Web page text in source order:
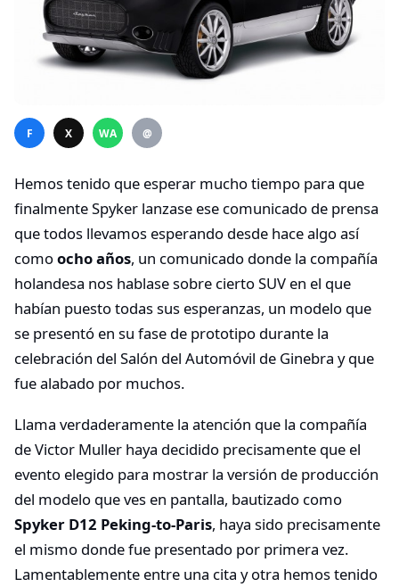
F X WA @
Hemos tenido que esperar mucho tiempo para que
finalmente Spyker lanzase ese comunicado de prensa
que todos llevamos esperando desde hace algo así
comoocho años, un comunicado donde la compañía
holandesa nos hablase sobre cierto SUV en el que
habían puesto todas sus esperanzas, un modelo que
se presentó en su fase de prototipo durante la
celebración del Salón del Automóvil de Ginebra y que
fue alabado por muchos.
Llama verdaderamente la atención que la compañía
de Victor Muller haya decidido precisamente que el
evento elegido para mostrar la versión de producción
del modelo que ves en pantalla, bautizado como
Spyker D12 Peking-to-Paris, haya sido precisamente
el mismo donde fue presentado por primera vez.
Lamentablemente entre una cita y otra hemos tenido